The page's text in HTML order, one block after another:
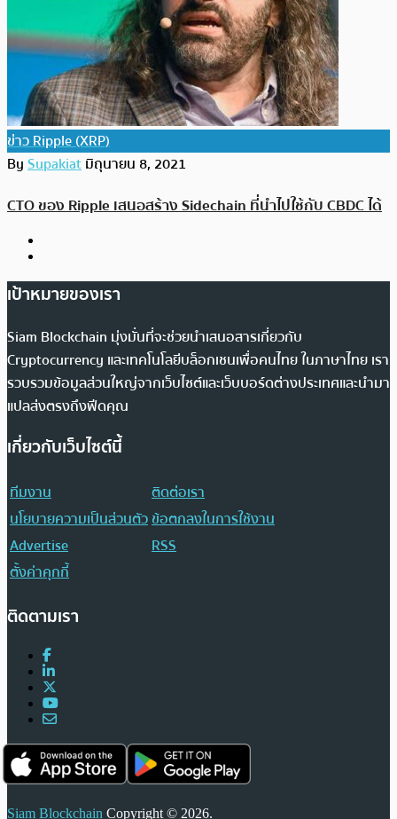
ข่าว Ripple (XRP)
BySupakiatมิถุนายน 8, 2021
CTO ของ Ripple เสนอสร้าง Sidechain ที่นำไปใช้กับ CBDC ได้
เป้าหมายของเรา
Siam Blockchain มุ่งมั่นที่จะช่วยนำเสนอสารเกี่ยวกับ
Cryptocurrency และเทคโนโลยีบล็อกเชนเพื่อคนไทย ในภาษาไทย เรา
รวบรวมข้อมูลส่วนใหญ่จากเว็บไซต์และเว็บบอร์ดต่างประเทศและนำมา
แปลส่งตรงถึงฟีดคุณ
เกี่ยวกับเว็บไซต์นี้
ทีมงาน
ติดต่อเรา
นโยบายความเป็นส่วนตัวข้อตกลงในการใช้งาน
Advertise
RSS
ตั้งค่าคุกกี้
ติดตามเรา
Siam Blockchain Copyright © 2026.